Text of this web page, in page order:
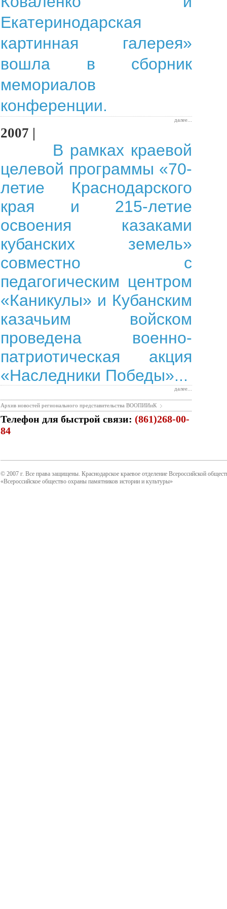
Екатеринодарская
картинная галерея»
вошла в сборник
мемориалов
конференции.
далее...
2007 |
В рамках краевой
целевой программы «70-
летие Краснодарского
края и 215-летие
освоения казаками
кубанских земель»
совместно с
педагогическим центром
«Каникулы» и Кубанским
казачьим войском
проведена военно-
патриотическая акция
«Наследники Победы»...
далее...
Архив новостей регионального представительства ВООПИИиК
Телефон для быстрой связи: (861)268-00-
84
© 2007 г. Все права защищены. Краснодарское краевое отделение Всероссийской
«Всероссийское общество охраны памятников истории и культуры»